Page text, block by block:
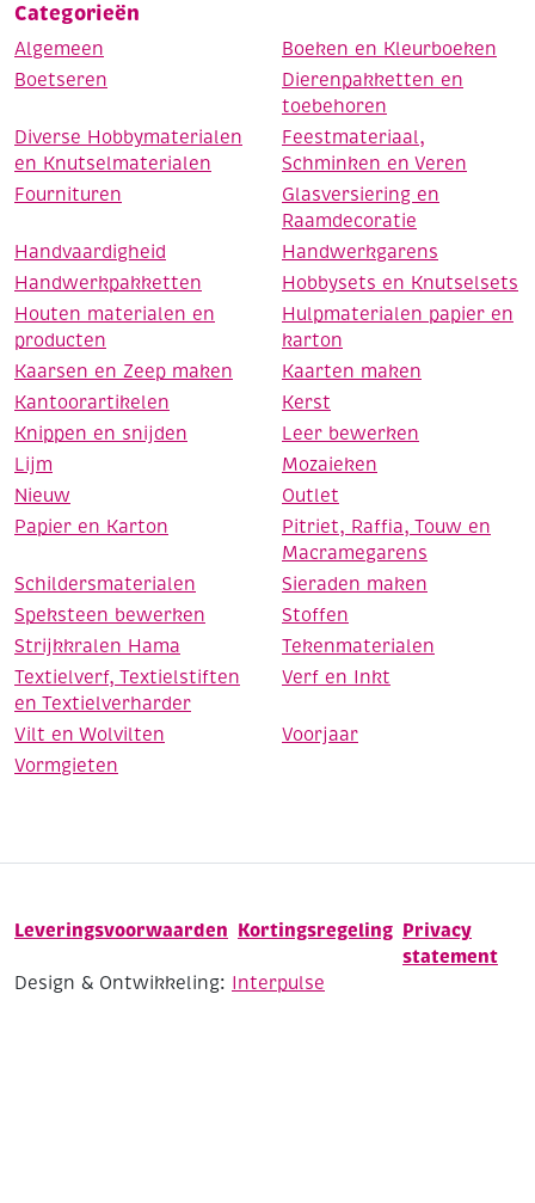
Categorieën
Algemeen
Boeken en Kleurboeken
Boetseren
Dierenpakketten en
toebehoren
Diverse Hobbymaterialen
en Knutselmaterialen
Feestmateriaal,
Schminken en Veren
Fournituren
Glasversiering en
Raamdecoratie
Handvaardigheid
Handwerkgarens
Handwerkpakketten
Hobbysets en Knutselsets
Houten materialen en
producten
Hulpmaterialen papier en
karton
Kaarsen en Zeep maken
Kaarten maken
Kantoorartikelen
Kerst
Knippen en snijden
Leer bewerken
Lijm
Mozaieken
Nieuw
Outlet
Papier en Karton
Pitriet, Raffia, Touw en
Macramegarens
Schildersmaterialen
Sieraden maken
Speksteen bewerken
Stoffen
Strijkkralen Hama
Tekenmaterialen
Textielverf, Textielstiften
en Textielverharder
Verf en Inkt
Vilt en Wolvilten
Voorjaar
Vormgieten
Leveringsvoorwaarden Kortingsregeling Privacy
statement
Design & Ontwikkeling: Interpulse